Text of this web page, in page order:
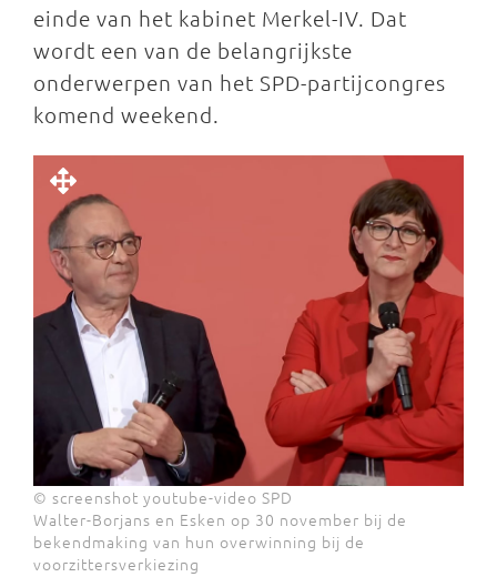
einde van het kabinet Merkel-IV. Dat
wordt een van de belangrijkste
onderwerpen van het SPD-partijcongres
komend weekend.
© screenshot youtube-video SPD
Walter-Borjans en Esken op 30 november bij de
bekendmaking van hun overwinning bij de
voorzittersverkiezing